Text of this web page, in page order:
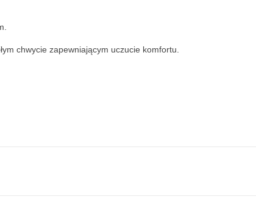
chwycie zapewniającym uczucie komfortu.